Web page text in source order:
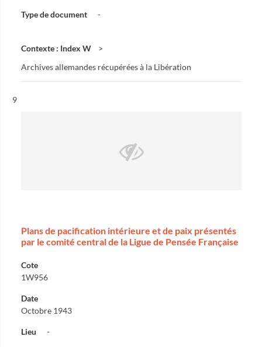
Type de document -
Contexte : Index W
Archives allemandes récupérées à la Libération
Résultat n°
9
Plans de pacification intérieure et de paix présentés
par le comité central de la Ligue de Pensée Française
Cote
1W956
Date
Octobre 1943
Lieu -